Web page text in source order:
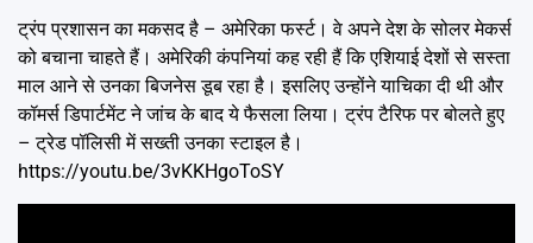
ट्रंप प्रशासन का मकसद है – अमेरिका फर्स्ट। वे अपने देश के सोलर मेकर्स
को बचाना चाहते हैं। अमेरिकी कंपनियां कह रही हैं कि एशियाई देशों से सस्ता
माल आने से उनका बिजनेस डूब रहा है। इसलिए उन्होंने याचिका दी थी और
कॉमर्स डिपार्टमेंट ने जांच के बाद ये फैसला लिया। ट्रंप टैरिफ पर बोलते हुए
– ट्रेड पॉलिसी में सख्ती उनका स्टाइल है।
https://youtu.be/3vKKHgoToSY